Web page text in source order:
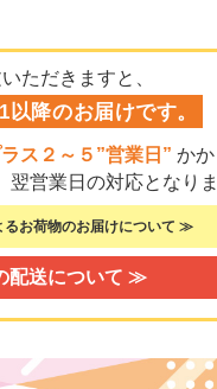
ただきますと、
以降のお届けです。
ラス２～５”営業日” かか
翌営業日の対応となりま
るお荷物のお届けについて ≫
配送について ≫